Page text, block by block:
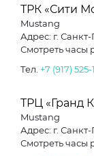
ТРК «Сити
Mustang
Адрес: г.
Смотреть часы
Тел. +7 (917)
ТРЦ «Гранд
Mustang
Адрес:
Смотреть часы